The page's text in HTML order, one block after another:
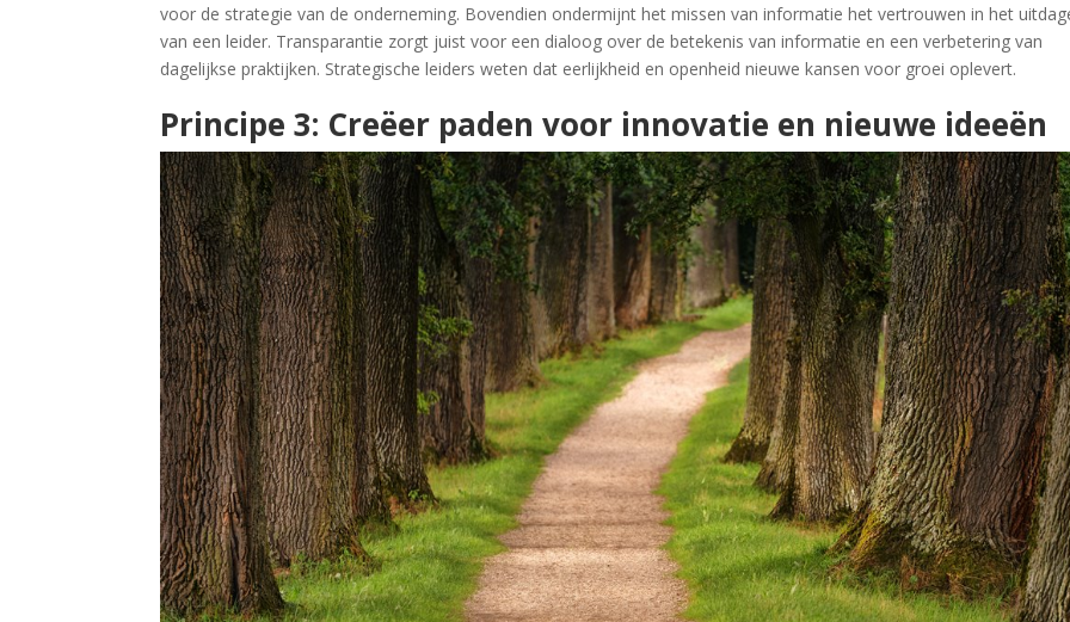
voor de strategie van de onderneming. Bovendien ondermijnt het missen van informatie het vertrouwen in het
van een leider. Transparantie zorgt juist voor een dialoog over de betekenis van informatie en een verbetering van
dagelijkse praktijken. Strategische leiders weten dat eerlijkheid en openheid nieuwe kansen voor groei oplevert.
Principe 3: Creëer paden voor innovatie en nieuwe ideeën